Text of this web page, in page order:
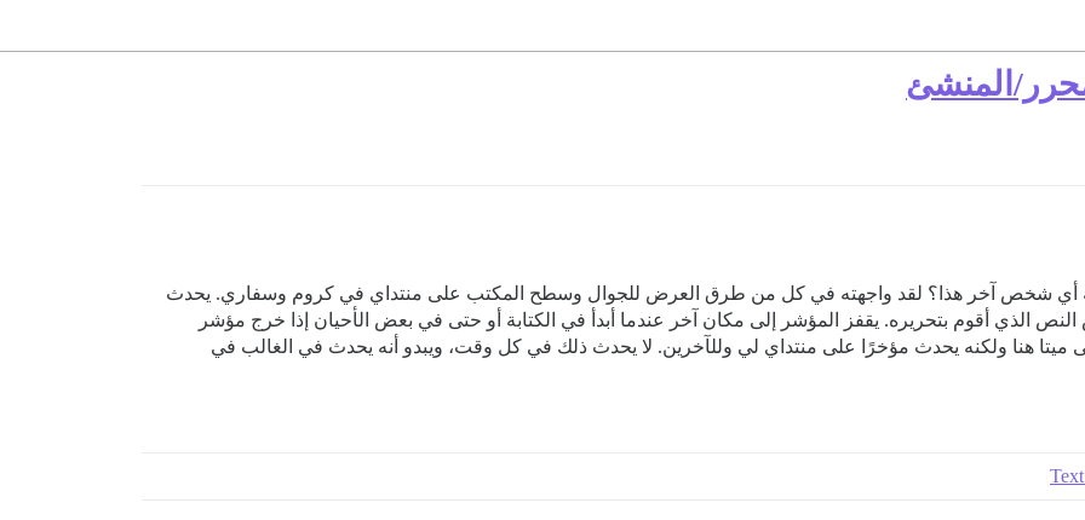
المنشئ
أي شخص آخر هذا؟ لقد واجهته في كل من طرق العرض للجوال وسطح المكتب على منتداي في كروم وسفاري. يحدث
الذي أقوم بتحريره. يقفز المؤشر إلى مكان آخر عندما أبدأ في الكتابة أو حتى في بعض الأحيان إذا خرج مؤشر
ميتا هنا ولكنه يحدث مؤخرًا على منتداي لي وللآخرين. لا يحدث ذلك في كل وقت، ويبدو أنه يحدث في الغالب في